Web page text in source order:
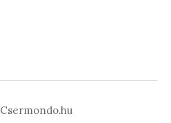
Csermondo.hu